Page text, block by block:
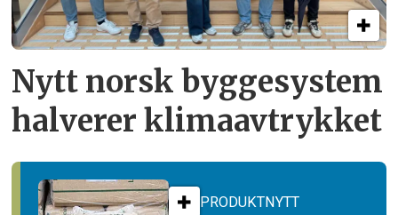
Nytt norsk byggesystem
halverer klimaavtrykket
PRODUKTNYTT